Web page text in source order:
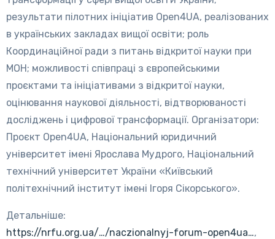
результати пілотних ініціатив Open4UA, реалізованих
в українських закладах вищої освіти; роль
Координаційної ради з питань відкритої науки при
МОН; можливості співпраці з європейськими
проєктами та ініціативами з відкритої науки,
оцінювання наукової діяльності, відтворюваності
досліджень і цифрової трансформації. Організатори:
Проєкт Open4UA, Національний юридичний
університет імені Ярослава Мудрого, Національний
технічний університет України «Київський
політехнічний інститут імені Ігоря Сікорського».
Детальніше:
https://nrfu.org.ua/…/naczionalnyj-forum-open4ua…,